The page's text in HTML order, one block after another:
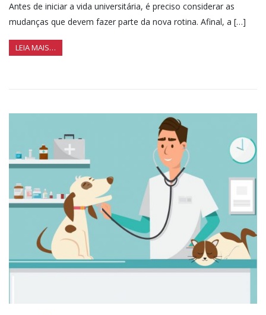
Antes de iniciar a vida universitária, é preciso considerar as
mudanças que devem fazer parte da nova rotina. Afinal, a […]
LEIA MAIS…